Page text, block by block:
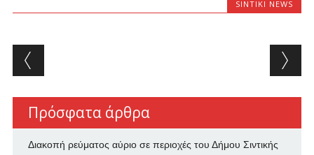
SINTIKI NEWS
Post navigation
Πρόσφατα άρθρα
Διακοπή ρεύματος αύριο σε περιοχές του Δήμου Σιντικής